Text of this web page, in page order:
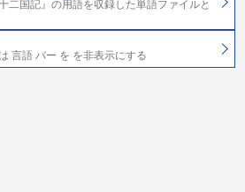
二国記』の用語を収録した単語ファイルと
言語 バー を を非表示にする